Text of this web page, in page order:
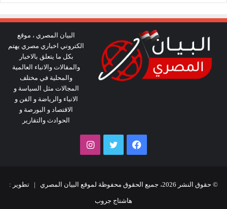
البيان المصري ، موقع
الكتروني اخباري مصري يهتم
بكل ما يتعلق بالاخبار
والمقالات والانباء العالمية
والمحلية في مختلف
المجالات مثل السياسة و
الانباء والرياضة و الفن و
الاقتصاد و البورصة و
الحوادث والتقارير
فيسبوك تويتر
© حقوق النشر 2026، جميع الحقوق محفوظة لموقع البيان المصري | تطوير :
هاشتاج جروب